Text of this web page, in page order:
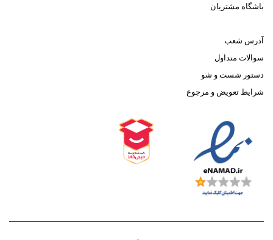
باشگاه مشتریان
آدرس شعب
سوالات متداول
دستور شست و شو
شرایط تعویض و مرجوع